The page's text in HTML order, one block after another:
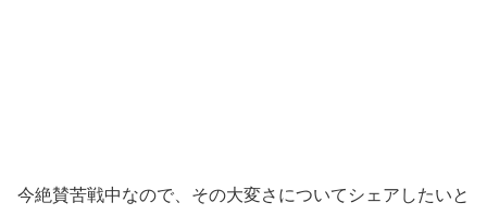
今絶賛苦戦中なので、その大変さについてシェアしたいと